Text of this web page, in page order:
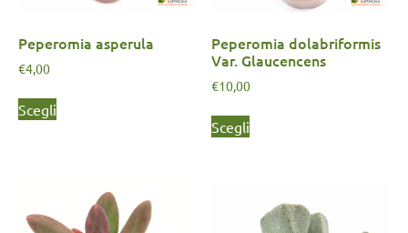
Peperomia asperula
€4,00
Scegli
Peperomia dolabriformis
Var. Glaucencens
€10,00
Scegli